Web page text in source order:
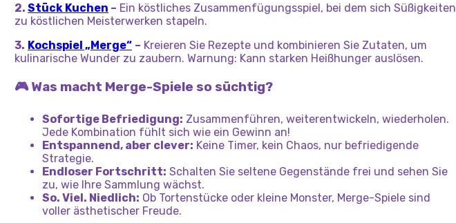
2. Stück Kuchen – Ein köstliches Zusammenfügungsspiel, bei dem sich Süßigkeiten
zu köstlichen Meisterwerken stapeln.
3. Kochspiel „Merge“ – Kreieren Sie Rezepte und kombinieren Sie Zutaten, um
kulinarische Wunder zu zaubern. Warnung: Kann starken Heißhunger auslösen.
🎮 Was macht Merge-Spiele so süchtig?
Sofortige Befriedigung: Zusammenführen, weiterentwickeln, wiederholen.
Jede Kombination fühlt sich wie ein Gewinn an!
Entspannend, aber clever: Keine Timer, kein Chaos, nur befriedigende
Strategie.
Endloser Fortschritt: Schalten Sie seltene Gegenstände frei und sehen Sie
zu, wie Ihre Sammlung wächst.
So. Viel. Niedlich: Ob Tortenstücke oder kleine Monster, Merge-Spiele sind
voller ästhetischer Freude.